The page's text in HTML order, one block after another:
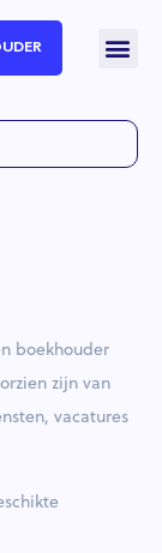
boekhouder
zijn van
vacatures